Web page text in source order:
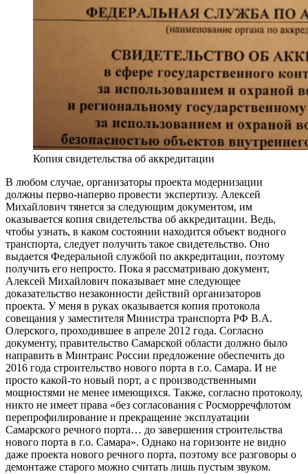
Копия свидетельства об аккредитации
В любом случае, организаторы проекта модернизации
должны перво-наперво провести экспертизу. Алексей
Михайлович тянется за следующим документом, им
оказывается копия свидетельства об аккредитации. Ведь,
чтобы узнать, в каком состоянии находится объект водного
транспорта, следует получить такое свидетельство. Оно
выдается Федеральной службой по аккредитации, поэтому
получить его непросто. Пока я рассматриваю документ,
Алексей Михайлович показывает мне следующее
доказательство незаконности действий организаторов
проекта. У меня в руках оказывается копия протокола
совещания у заместителя Министра транспорта РФ В.А.
Олерского, проходившее в апреле 2012 года. Согласно
документу, правительство Самарской области должно было
направить в Минтранс России предложение обеспечить до
2016 года строительство нового порта в г.о. Самара. И не
просто какой-то новый порт, а с производственными
мощностями не менее имеющихся. Также, согласно протоколу,
никто не имеет права «без согласования с Росморречфлотом
перепрофилирование и прекращение эксплуатации
Самарского речного порта… до завершения строительства
нового порта в г.о. Самара». Однако на горизонте не видно
даже проекта нового речного порта, поэтому все разговоры о
демонтаже старого можно считать лишь пустым звуком.